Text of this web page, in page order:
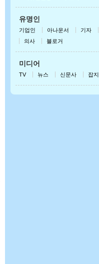
유명인
기업인 아나운서 기자
의사
블로거
미디어
TV 뉴스 신문사 잡지